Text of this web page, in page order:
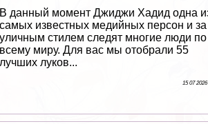
В данный момент Джиджи Хадид одна
самых известных медийных персон и
уличным стилем следят многие люди по
всему миру. Для вас мы отобрали 55
лучших луков...
15 07